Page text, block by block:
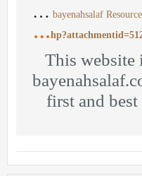
b
ayenahsalaf.com - This website is for sale! - bayenahsalaf Resources and Information.
h
ttp://bayenahsalaf.com/vb/attachment.php?attachmentid=512&d=1378203928
This website
first and
general topics